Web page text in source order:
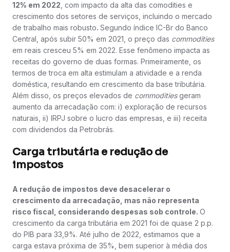
12% em 2022, com impacto da alta das comodities e
crescimento dos setores de serviços, incluindo o mercado
de trabalho mais robusto. Segundo índice IC-Br do Banco
Central, após subir 50% em 2021, o preço das commodities
em reais cresceu 5% em 2022. Esse fenômeno impacta as
receitas do governo de duas formas. Primeiramente, os
termos de troca em alta estimulam a atividade e a renda
doméstica, resultando em crescimento da base tributária.
Além disso, os preços elevados de commoditiesgeram
aumento da arrecadação com: i) exploração de recursos
naturais, ii) IRPJ sobre o lucro das empresas, e iii) receita
com dividendos da Petrobrás.
Carga tributária e redução de
impostos
A redução de impostos deve desacelerar o
crescimento da arrecadação, mas não representa
risco fiscal, considerando despesas sob controle. O
crescimento da carga tributária em 2021 foi de quase 2 p.p.
do PIB para 33,9%. Até julho de 2022, estimamos que a
carga estava próxima de 35%, bem superior à média dos